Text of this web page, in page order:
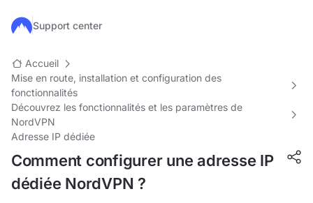
Passer au contenu principal
Support center
Accueil
Mise en route, installation et configuration des
fonctionnalités
Découvrez les fonctionnalités et les paramètres de
NordVPN
Adresse IP dédiée
Comment configurer une adresse IP
dédiée NordVPN ?